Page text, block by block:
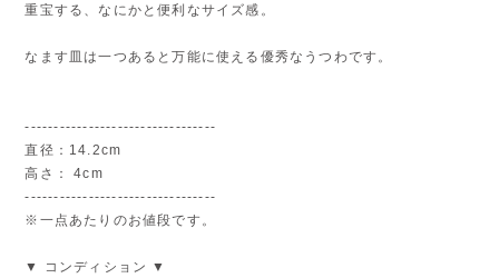
重宝する、なにかと便利なサイズ感。
なます皿は一つあると万能に使える優秀なうつわです。
---------------------------------
直径：14.2cm
高さ： 4cm
---------------------------------
※一点あたりのお値段です。
▼ コンディション ▼